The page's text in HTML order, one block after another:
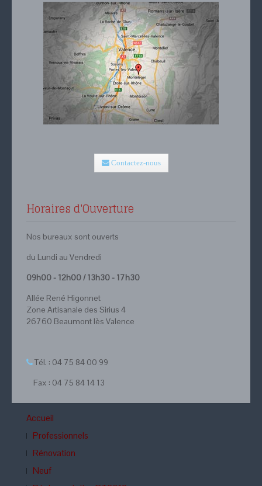
Contactez-nous
Horaires d'Ouverture
Nos bureaux sont ouverts
du Lundi au Vendredi
09h00 - 12h00 / 13h30 - 17h30
Allée René Higonnet
Zone Artisanale des Sirius 4
26760 Beaumont lès Valence
Tél. : 04 75 84 00 99
Fax : 04 75 84 14 13
Accueil
Professionnels
Rénovation
Neuf